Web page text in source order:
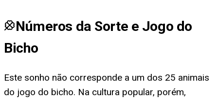
Números da Sorte e Jogo do
Bicho
Este sonho não corresponde a um dos 25 animais
do jogo do bicho. Na cultura popular, porém,